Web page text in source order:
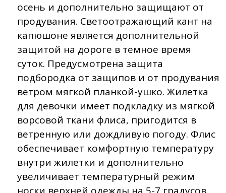
осень и дополнительно защищают от
продувания. Светоотражающий кант на
капюшоне является дополнительной
защитой на дороге в темное время
суток. Предусмотрена защита
подбородка от защипов и от продувания
ветром мягкой планкой-ушко. Жилетка
для девочки имеет подкладку из мягкой
ворсовой ткани флиса, пригодится в
ветренную или дождливую погоду. Флис
обеспечивает комфортную температуру
внутри жилетки и дополнительно
увеличивает температурный режим